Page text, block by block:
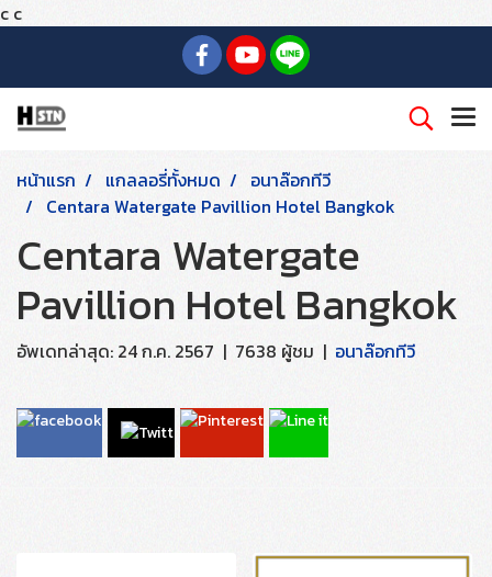
c c
หน้าแรก แกลลอรี่ทั้งหมด
อนาล๊อกทีวี
Centara Watergate Pavillion Hotel Bangkok
Centara Watergate
Pavillion Hotel Bangkok
อัพเดทล่าสุด: 24 ก.ค. 2567 | 7638 ผู้ชม | อนาล๊อกทีวี